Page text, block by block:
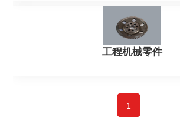
工程机械零件
1